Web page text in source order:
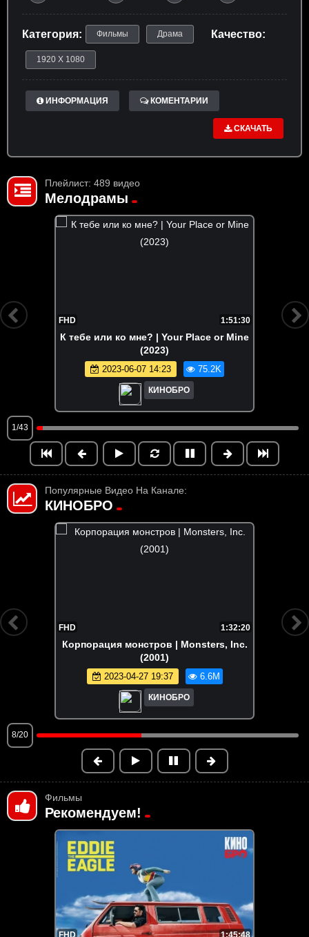
Категория: Фильмы Драма Качество:
1920 X 1080
ИНФОРМАЦИЯ КОМЕНТАРИИ
СКАЧАТЬ
Плейлист: 489 видео
Мелодрамы
FHD 1:51:30
К тебе или ко мне? | Your Place or Mine
(2023)
2023-06-07 14:23 75.2K
КИНОБРО
1/43
Популярные Видео На Канале:
КИНОБРО
FHD 1:32:20
Корпорация монстров | Monsters, Inc.
(2001)
2023-04-27 19:37 6.6M
КИНОБРО
8/20
Фильмы
Рекомендуем!
FHD 1:45:48